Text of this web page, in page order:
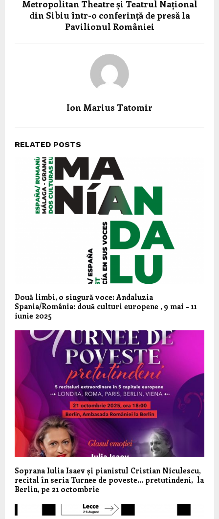
Metropolitan Theatre și Teatrul Național
din Sibiu într-o conferință de presă la
Pavilionul României
Ion Marius Tatomir
RELATED POSTS
Două limbi, o singură voce: Andaluzia
Spania/România: două culturi europene , 9 mai – 11
iunie 2025
Soprana Iulia Isaev și pianistul Cristian Niculescu,
recital în seria Turnee de poveste… pretutindeni, la
Berlin, pe 21 octombrie